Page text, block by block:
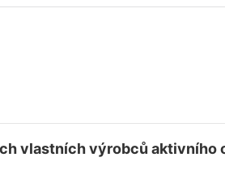
vlastních výrobců aktivního